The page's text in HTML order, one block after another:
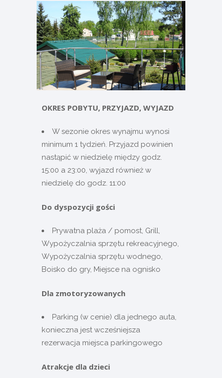
OKRES POBYTU, PRZYJAZD, WYJAZD
W sezonie okres wynajmu wynosi
minimum 1 tydzień. Przyjazd powinien
nastąpić w niedzielę między godz.
15:00 a 23:00, wyjazd również w
niedzielę do godz. 11:00
Do dyspozycji gości
Prywatna plaża / pomost, Grill,
Wypożyczalnia sprzętu rekreacyjnego,
Wypożyczalnia sprzętu wodnego,
Boisko do gry, Miejsce na ognisko
Dla zmotoryzowanych
Parking (w cenie) dla jednego auta,
konieczna jest wcześniejsza
rezerwacja miejsca parkingowego
Atrakcje dla dzieci